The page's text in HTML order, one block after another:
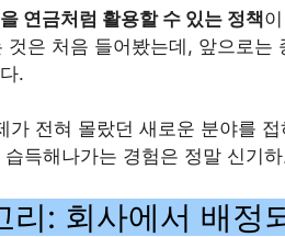
연금처럼 활용할 수 있는 정책
것은 처음 들어봤는데, 앞으로
.
가 전혀 몰랐던 새로운 분야를
득해나가는 경험은 정말 신기
리: 회사에서 배정